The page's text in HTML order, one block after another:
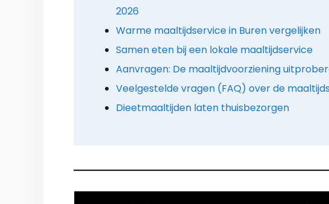
2026
Warme maaltijdservice in Buren vergelijken
Samen eten bij een lokale maaltijdservice
Aanvragen: De maaltijdvoorziening
Veelgestelde vragen (FAQ) over de
Dieetmaaltijden laten thuisbezorgen